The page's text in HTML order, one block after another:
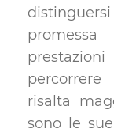
risalta
sono le